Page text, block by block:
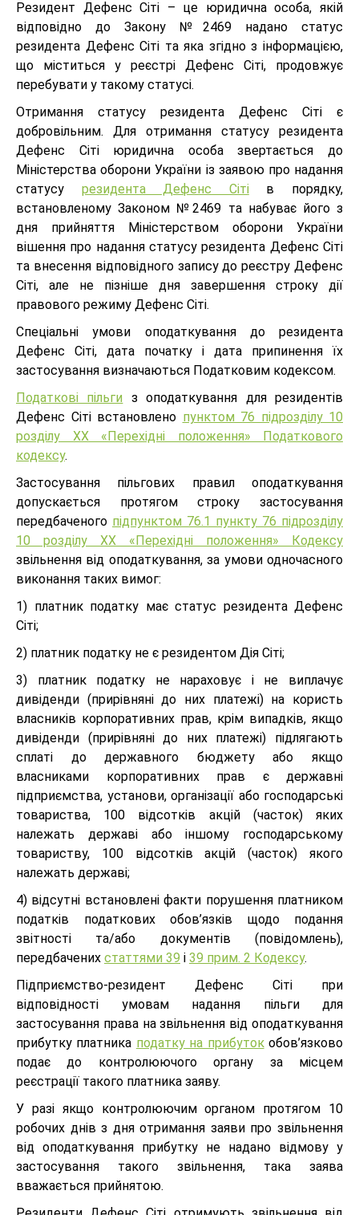
Резидент Дефенс Сіті – це юридична особа, якій
відповідно до Закону №2469 надано статус
резидента Дефенс Сіті та яка згідно з інформацією,
що міститься у реєстрі Дефенс Сіті, продовжує
перебувати у такому статусі.
Отримання статусу резидента Дефенс Сіті є
добровільним. Для отримання статусу резидента
Дефенс Сіті юридична особа звертається до
Міністерства оборони України із заявою про надання
статусу резидента Дефенс Сітів порядку,
встановленому Законом №2469 та набуває його з
дня прийняття Міністерством оборони України
вішення про надання статусу резидента Дефенс Сіті
та внесення відповідного запису до реєстру Дефенс
Сіті, але не пізніше дня завершення строку дії
правового режиму Дефенс Сіті.
Спеціальні умови оподаткування до резидента
Дефенс Сіті, дата початку і дата припинення їх
застосування визначаються Податковим кодексом.
Податкові пільги з оподаткування для резидентів
Дефенс Сіті встановлено пунктом 76 підрозділу 10
розділу ХХ «Перехідні положення» Податкового
кодексу.
Застосування пільгових правил оподаткування
допускається протягом строку застосування
передбаченого підпунктом 76.1 пункту 76 підрозділу
10 розділу ХХ «Перехідні положення» Кодексу
звільнення від оподаткування, за умови одночасного
виконання таких вимог:
1) платник податку має статус резидента Дефенс
Сіті;
2) платник податку не є резидентом Дія Сіті;
3) платник податку не нараховує і не виплачує
дивіденди (прирівняні до них платежі) на користь
власників корпоративних прав, крім випадків, якщо
дивіденди (прирівняні до них платежі) підлягають
сплаті до державного бюджету або якщо
власниками корпоративних прав є державні
підприємства, установи, організації або господарські
товариства, 100 відсотків акцій (часток) яких
належать державі або іншому господарському
товариству, 100 відсотків акцій (часток) якого
належать державі;
4) відсутні встановлені факти порушення платником
податків податкових обов’язків щодо подання
звітності та/або документів (повідомлень),
передбачених статтями 39 і 39 прим. 2 Кодексу.
Підприємство-резидент Дефенс Сіті при
відповідності умовам надання пільги для
застосування права на звільнення від оподаткування
прибутку платника податку на прибутокобов’язково
подає до контролюючого органу за місцем
реєстрації такого платника заяву.
У разі якщо контролюючим органом протягом 10
робочих днів з дня отримання заяви про звільнення
від оподаткування прибутку не надано відмову у
застосування такого звільнення, така заява
вважається прийнятою.